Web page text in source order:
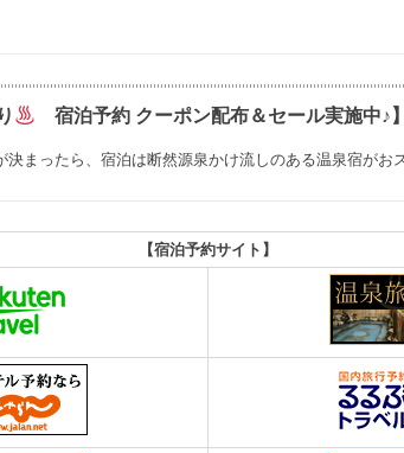
宿泊予約 クーポン配布＆セール実施中♪】
まったら、宿泊は断然源泉かけ流しのある温泉宿がお
【宿泊予約サイト】